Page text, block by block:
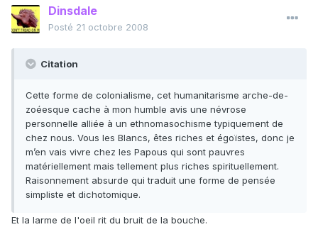
Dinsdale
Posté 21 octobre 2008
Citation
Cette forme de colonialisme, cet humanitarisme arche-de-
zoéesque cache à mon humble avis une névrose
personnelle alliée à un ethnomasochisme typiquement de
chez nous. Vous les Blancs, êtes riches et égoïstes, donc je
m’en vais vivre chez les Papous qui sont pauvres
matériellement mais tellement plus riches spirituellement.
Raisonnement absurde qui traduit une forme de pensée
simpliste et dichotomique.
Et la larme de l'oeil rit du bruit de la bouche.